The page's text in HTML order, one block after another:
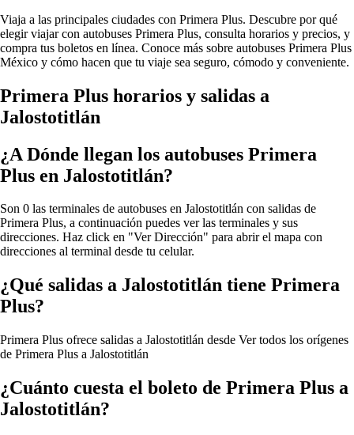
Viaja a las principales ciudades con Primera Plus. Descubre por qué
elegir viajar con autobuses Primera Plus, consulta horarios y precios, y
compra tus boletos en línea. Conoce más sobre autobuses Primera Plus
México y cómo hacen que tu viaje sea seguro, cómodo y conveniente.
Primera Plus horarios y salidas a
Jalostotitlán
¿A Dónde llegan los autobuses Primera
Plus en Jalostotitlán?
Son 0 las terminales de autobuses en Jalostotitlán con salidas de
Primera Plus, a continuación puedes ver las terminales y sus
direcciones. Haz click en "Ver Dirección" para abrir el mapa con
direcciones al terminal desde tu celular.
¿Qué salidas a Jalostotitlán tiene Primera
Plus?
Primera Plus ofrece salidas a Jalostotitlán desde Ver todos los orígenes
de Primera Plus a Jalostotitlán
¿Cuánto cuesta el boleto de Primera Plus a
Jalostotitlán?